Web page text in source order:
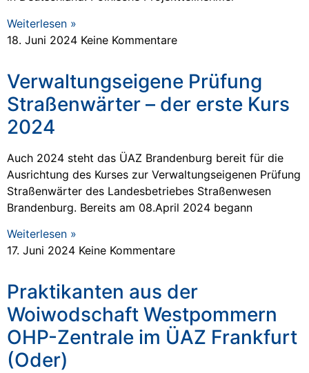
Weiterlesen »
18. Juni 2024 Keine Kommentare
Verwaltungseigene Prüfung
Straßenwärter – der erste Kurs
2024
Auch 2024 steht das ÜAZ Brandenburg bereit für die
Ausrichtung des Kurses zur Verwaltungseigenen Prüfung
Straßenwärter des Landesbetriebes Straßenwesen
Brandenburg. Bereits am 08.April 2024 begann
Weiterlesen »
17. Juni 2024 Keine Kommentare
Praktikanten aus der
Woiwodschaft Westpommern
OHP-Zentrale im ÜAZ Frankfurt
(Oder)